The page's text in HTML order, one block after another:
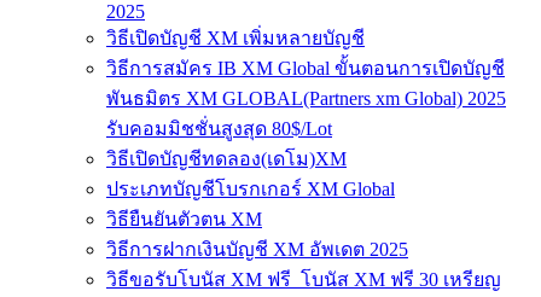
2025
วิธีเปิดบัญชี XM เพิ่มหลายบัญชี
วิธีการสมัคร IB XM Global ขั้นตอนการเปิดบัญชี
พันธมิตร XM GLOBAL(Partners xm Global) 2025
รับคอมมิชชั่นสูงสุด 80$/Lot
วิธีเปิดบัญชีทดลอง(เดโม)XM
ประเภทบัญชีโบรกเกอร์ XM Global
วิธียืนยันตัวตน XM
วิธีการฝากเงินบัญชี XM อัพเดต 2025
วิธีขอรับโบนัส XM ฟรี โบนัส XM ฟรี 30 เหรียญ